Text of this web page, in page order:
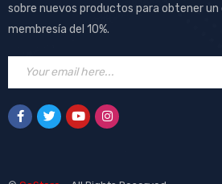
sobre nuevos productos para obtener
membresía del 10%.